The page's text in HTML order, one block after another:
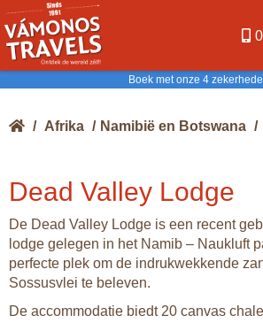
Boek met onze 4
/ Afrika / Namibië en Botswana /
Dead Valley Lodge
De Dead Valley Lodge is een recent
lodge gelegen in het Namib – Naukluft
perfecte plek om de indrukwekkende
Sossusvlei te beleven.
De accommodatie biedt 20 canvas